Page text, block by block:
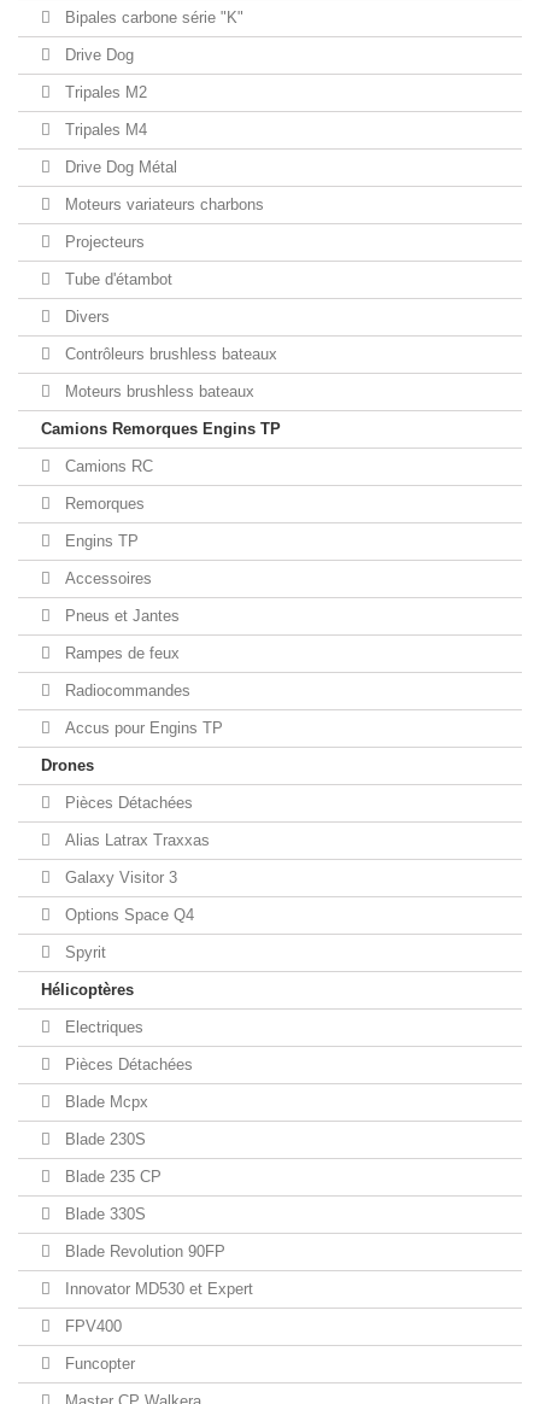
Bipales carbone série "K"
Drive Dog
Tripales M2
Tripales M4
Drive Dog Métal
Moteurs variateurs charbons
Projecteurs
Tube d'étambot
Divers
Contrôleurs brushless bateaux
Moteurs brushless bateaux
Camions Remorques Engins TP
Camions RC
Remorques
Engins TP
Accessoires
Pneus et Jantes
Rampes de feux
Radiocommandes
Accus pour Engins TP
Drones
Pièces Détachées
Alias Latrax Traxxas
Galaxy Visitor 3
Options Space Q4
Spyrit
Hélicoptères
Electriques
Pièces Détachées
Blade Mcpx
Blade 230S
Blade 235 CP
Blade 330S
Blade Revolution 90FP
Innovator MD530 et Expert
FPV400
Funcopter